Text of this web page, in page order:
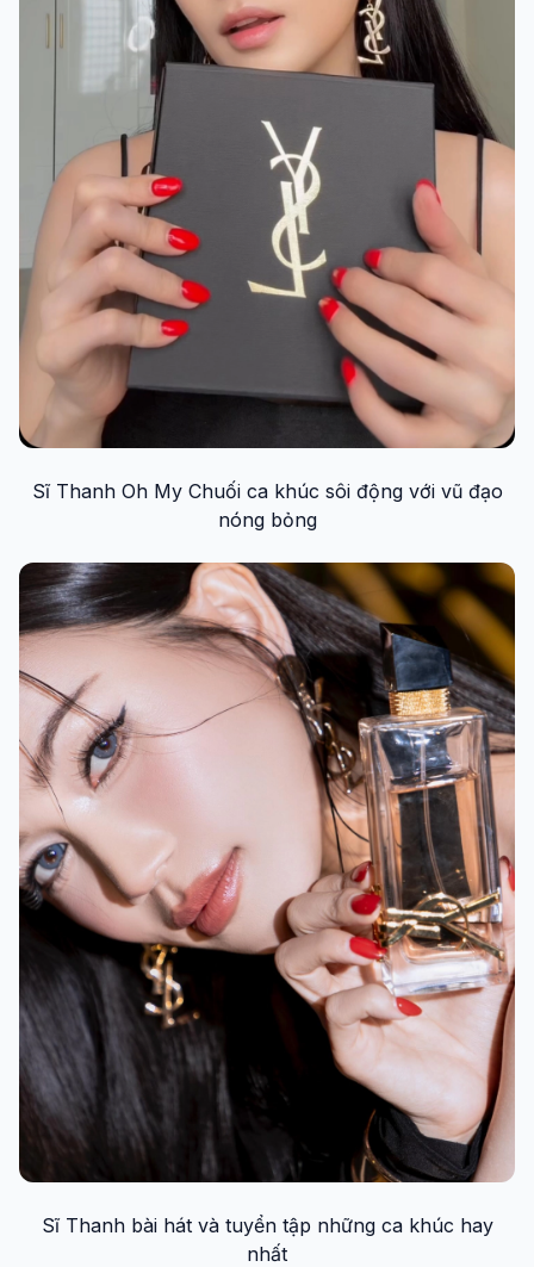
Sĩ Thanh Oh My Chuối ca khúc sôi động với vũ đạo
nóng bỏng
Sĩ Thanh bài hát và tuyển tập những ca khúc hay
nhất